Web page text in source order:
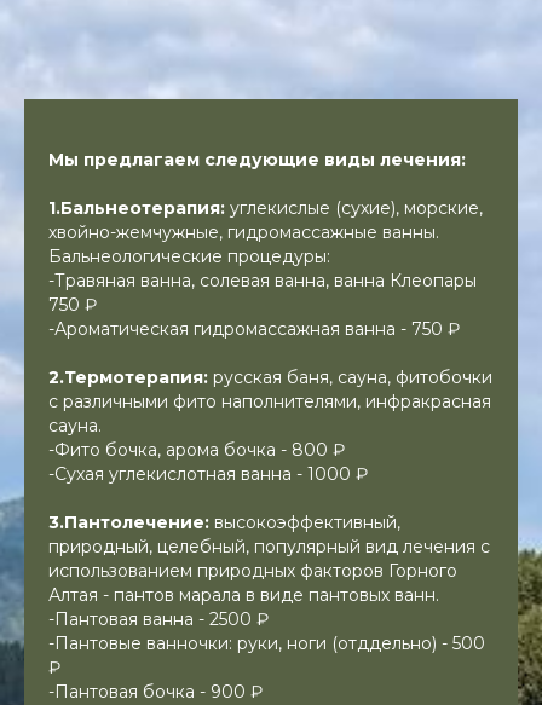
Мы предлагаем следующие виды лечения:
1.Бальнеотерапия: углекислые (сухие), морские,
хвойно-жемчужные, гидромассажные ванны.
Бальнеологические процедуры:
-Травяная ванна, солевая ванна, ванна Клеопары
750 ₽
-Ароматическая гидромассажная ванна - 750 ₽
2.Термотерапия: русская баня, сауна, фитобочки
с различными фито наполнителями, инфракрасная
сауна.
-Фито бочка, арома бочка - 800 ₽
-Сухая углекислотная ванна - 1000 ₽
3.Пантолечение: высокоэффективный,
природный, целебный, популярный вид лечения с
использованием природных факторов Горного
Алтая - пантов марала в виде пантовых ванн.
-Пантовая ванна - 2500 ₽
-Пантовые ванночки: руки, ноги (отддельно) - 500
₽
-Пантовая бочка - 900 ₽